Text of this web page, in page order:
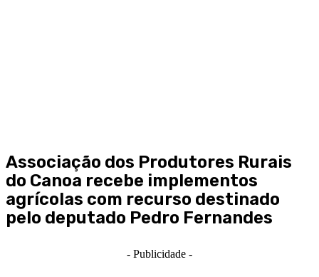
Associação dos Produtores Rurais
do Canoa recebe implementos
agrícolas com recurso destinado
pelo deputado Pedro Fernandes
- Publicidade -